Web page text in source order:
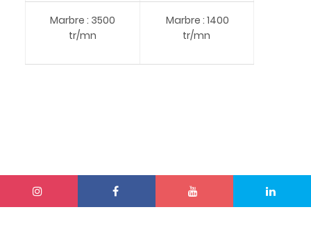
Marbre : 3500
tr/mn
Marbre : 1400
tr/mn